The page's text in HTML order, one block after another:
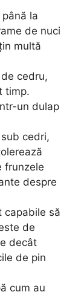
la
de nuci
multă
cedru,
timp.
un dulap
cedri,
frunzele
despre
capabile să
de
decât
de pin
cum au